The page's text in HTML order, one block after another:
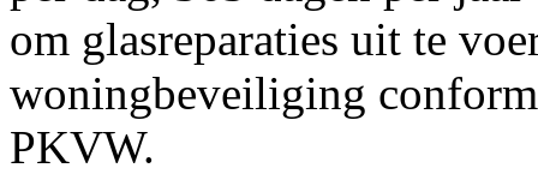
om glasreparaties uit te
woningbeveiliging
PKVW.